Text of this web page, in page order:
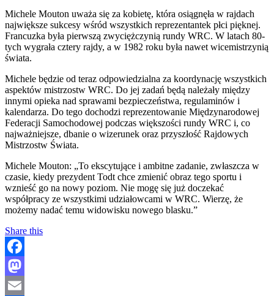
Michele Mouton uważa się za kobietę, która osiągnęła w rajdach
największe sukcesy wśród wszystkich reprezentantek płci pięknej.
Francuzka była pierwszą zwyciężczynią rundy WRC. W latach 80-
tych wygrała cztery rajdy, a w 1982 roku była nawet wicemistrzynią
świata.
Michele będzie od teraz odpowiedzialna za koordynację wszystkich
aspektów mistrzostw WRC. Do jej zadań będą należały między
innymi opieka nad sprawami bezpieczeństwa, regulaminów i
kalendarza. Do tego dochodzi reprezentowanie Międzynarodowej
Federacji Samochodowej podczas większości rundy WRC i, co
najważniejsze, dbanie o wizerunek oraz przyszłość Rajdowych
Mistrzostw Świata.
Michele Mouton: „To ekscytujące i ambitne zadanie, zwłaszcza w
czasie, kiedy prezydent Todt chce zmienić obraz tego sportu i
wznieść go na nowy poziom. Nie mogę się już doczekać
współpracy ze wszystkimi udziałowcami w WRC. Wierzę, że
możemy nadać temu widowisku nowego blasku.”
Share this
Facebook
Mastodon